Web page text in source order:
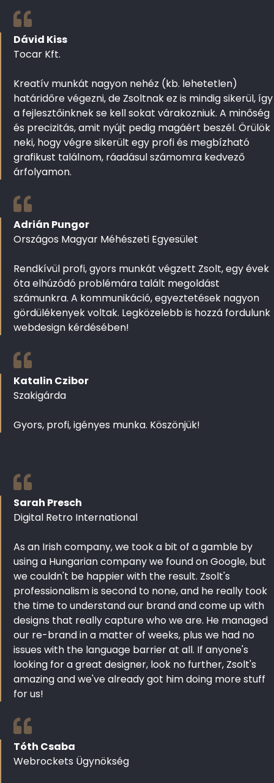
Dávid Kiss
Tocar Kft.
Kreatív munkát nagyon nehéz (kb. lehetetlen)
határidőre végezni, de Zsoltnak ez is mindig sikerül, így
a fejlesztőinknek se kell sokat várakozniuk. A minőség
és precizitás, amit nyújt pedig magáért beszél. Örülök
neki, hogy végre sikerült egy profi és megbízható
grafikust találnom, ráadásul számomra kedvező
árfolyamon.
Adrián Pungor
Országos Magyar Méhészeti Egyesület
Rendkívül profi, gyors munkát végzett Zsolt, egy évek
óta elhúzódó problémára talált megoldást
számunkra. A kommunikáció, egyeztetések nagyon
gördülékenyek voltak. Legközelebb is hozzá fordulunk
webdesign kérdésében!
Katalin Czibor
Szakigárda
Gyors, profi, igényes munka. Köszönjük!
Sarah Presch
Digital Retro International
As an Irish company, we took a bit of a gamble by
using a Hungarian company we found on Google, but
we couldn't be happier with the result. Zsolt's
professionalism is second to none, and he really took
the time to understand our brand and come up with
designs that really capture who we are. He managed
our re-brand in a matter of weeks, plus we had no
issues with the language barrier at all. If anyone's
looking for a great designer, look no further, Zsolt's
amazing and we've already got him doing more stuff
for us!
Tóth Csaba
Webrockets Ügynökség